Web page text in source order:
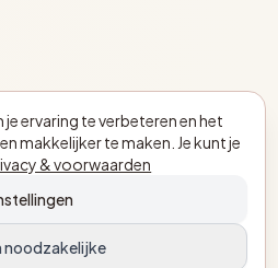
ervaring te verbeteren en het
makkelijker te maken. Je kunt je
& voorwaarden
noodzakelijke